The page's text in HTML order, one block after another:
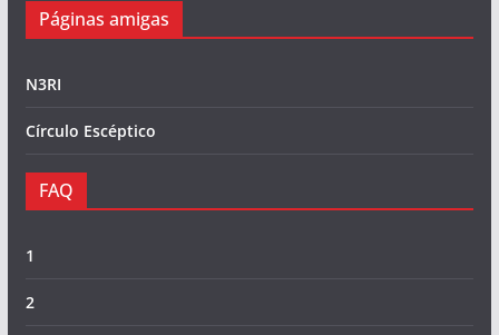
Páginas amigas
N3RI
Círculo Escéptico
FAQ
1
2